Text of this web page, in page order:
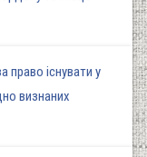
право існувати у
визнаних